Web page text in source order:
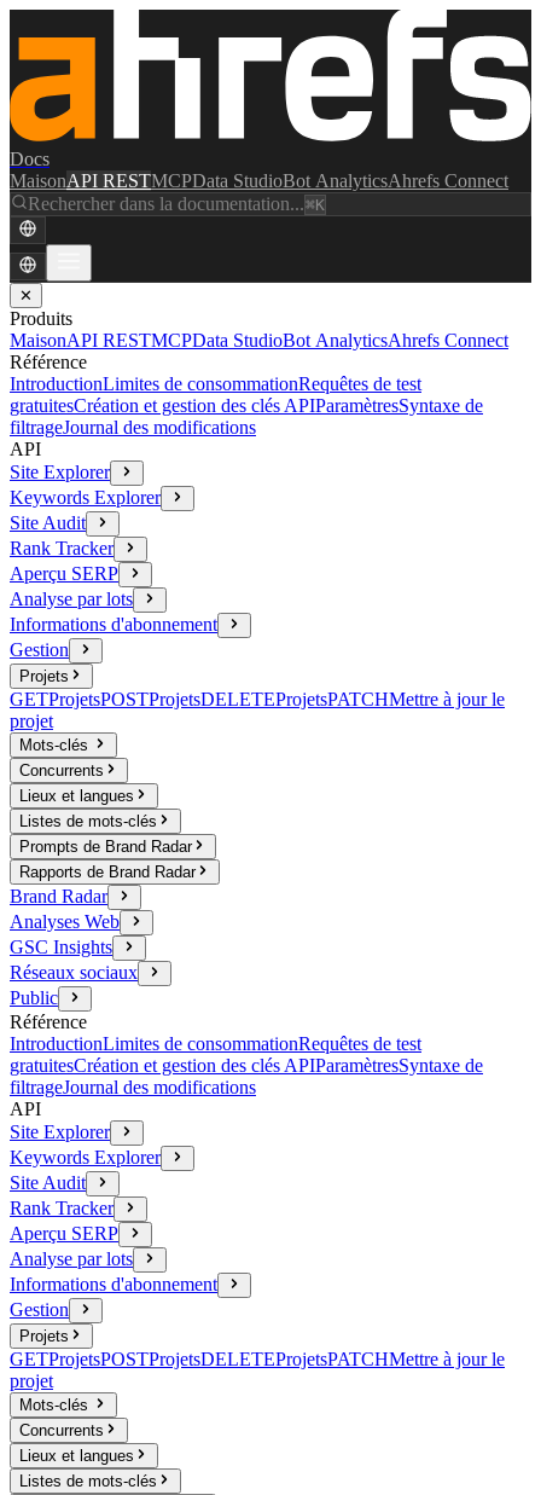
Docs
MaisonAPI RESTMCPData StudioBot AnalyticsAhrefs Connect
Rechercher dans la documentation...⌘K
✕
Produits
MaisonAPI RESTMCPData StudioBot AnalyticsAhrefs Connect
Référence
IntroductionLimites de consommationRequêtes de test
gratuitesCréation et gestion des clés APIParamètresSyntaxe de
filtrageJournal des modifications
API
Site Explorer
Keywords Explorer
Site Audit
Rank Tracker
Aperçu SERP
Analyse par lots
Informations d'abonnement
Gestion
Projets
GETProjetsPOSTProjetsDELETEProjetsPATCHMettre à jour le
projet
Mots-clés
Concurrents
Lieux et langues
Listes de mots-clés
Prompts de Brand Radar
Rapports de Brand Radar
Brand Radar
Analyses Web
GSC Insights
Réseaux sociaux
Public
Référence
IntroductionLimites de consommationRequêtes de test
gratuitesCréation et gestion des clés APIParamètresSyntaxe de
filtrageJournal des modifications
API
Site Explorer
Keywords Explorer
Site Audit
Rank Tracker
Aperçu SERP
Analyse par lots
Informations d'abonnement
Gestion
Projets
GETProjetsPOSTProjetsDELETEProjetsPATCHMettre à jour le
projet
Mots-clés
Concurrents
Lieux et langues
Listes de mots-clés